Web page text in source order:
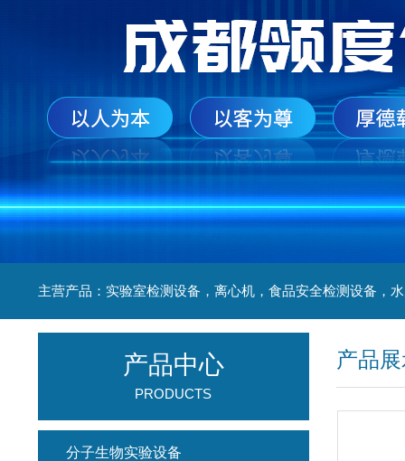
产品
产品中心
PRODUCTS
分子生物实验设备